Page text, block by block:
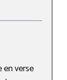
en verse